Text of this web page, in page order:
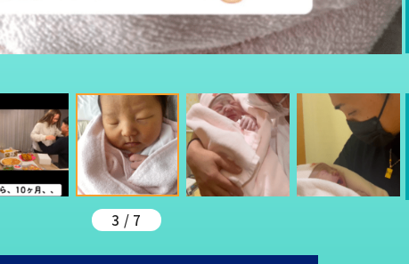
3 / 7